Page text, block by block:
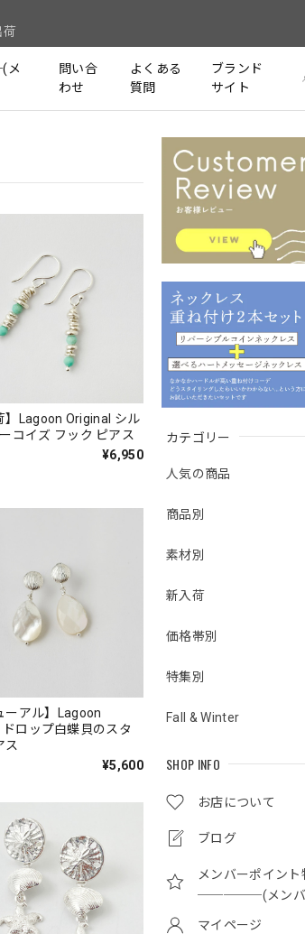
荷
メ
問い合
わせ
よくある
質問
ブランド
サイト
カテゴリー
人気の商品
商品別
素材別
新入荷
価格帯別
特集別
Fall & Winter
SHOP INFO
お店について
ブログ
メンバーポイント
─────(メンバ
マイページ
】Lagoon Original シル
バー×ターコイズ フック ピアス
¥6,950
ーアル】Lagoon
ロップ白蝶貝のスタ
ス
¥5,600